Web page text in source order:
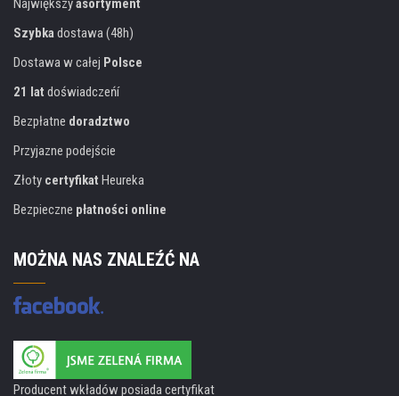
Największyasortyment
Szybkadostawa (48h)
Dostawa w całej Polsce
21 lat doświadczeńí
Bezpłatne doradztwo
Przyjazne podejście
Złoty certyfikat Heureka
Bezpieczne płatności online
MOŻNA NAS ZNALEŹĆ NA
Producent wkładów posiada certyfikat